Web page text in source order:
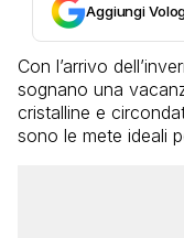
Aggiungi
Con l’arrivo
sognano una
cristalline e
sono le mete ideali